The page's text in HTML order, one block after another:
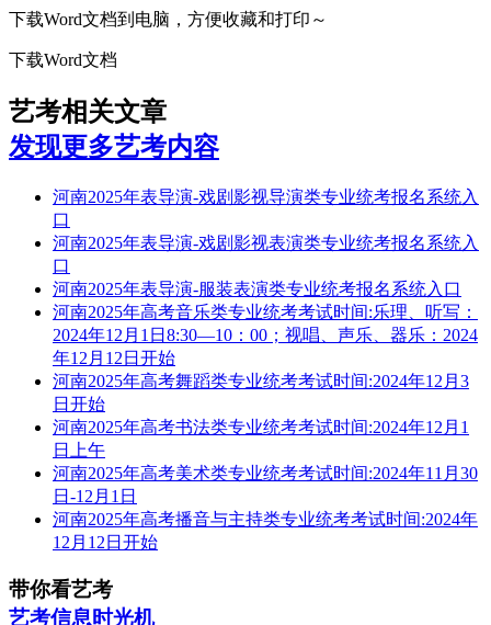
下载Word文档到电脑，方便收藏和打印～
下载Word文档
艺考相关文章
发现更多艺考内容
河南2025年表导演-戏剧影视导演类专业统考报名系统入
口
河南2025年表导演-戏剧影视表演类专业统考报名系统入
口
河南2025年表导演-服装表演类专业统考报名系统入口
河南2025年高考音乐类专业统考考试时间:乐理、听写：
2024年12月1日8:30—10：00；视唱、声乐、器乐：2024
年12月12日开始
河南2025年高考舞蹈类专业统考考试时间:2024年12月3
日开始
河南2025年高考书法类专业统考考试时间:2024年12月1
日上午
河南2025年高考美术类专业统考考试时间:2024年11月30
日-12月1日
河南2025年高考播音与主持类专业统考考试时间:2024年
12月12日开始
带你看艺考
艺考信息时光机